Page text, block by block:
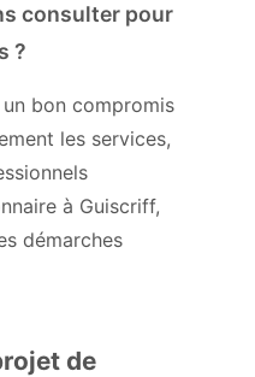
consulter pour
?
bon compromis
les services,
à Guiscriff,
démarches
de